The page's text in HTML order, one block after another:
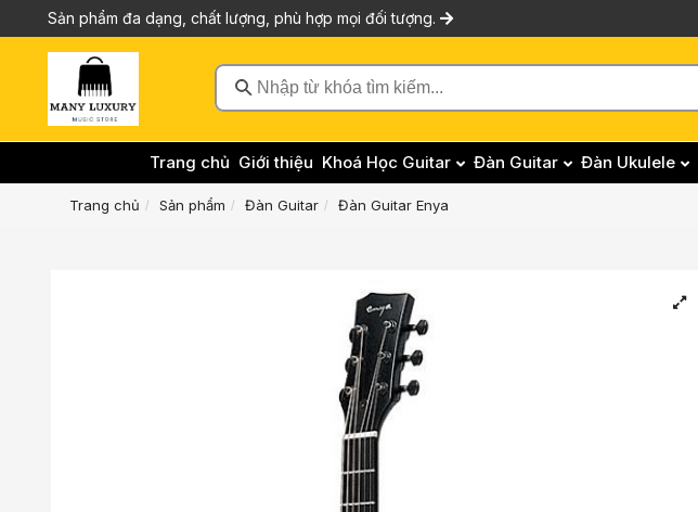
Sản phẩm đa dạng, chất lượng, phù hợp mọi đối tượng.
Nhập từ khóa tìm kiếm...
Trang chủ Giới thiệu Khoá Học Guitar Đàn Guitar Đàn Ukulele
Trang chủ Sản phẩm Đàn Guitar Đàn Guitar Enya